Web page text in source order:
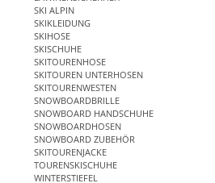
SKI ALPIN
SKIKLEIDUNG
SKIHOSE
SKISCHUHE
SKITOURENHOSE
SKITOUREN UNTERHOSEN
SKITOURENWESTEN
SNOWBOARDBRILLE
SNOWBOARD HANDSCHUHE
SNOWBOARDHOSEN
SNOWBOARD ZUBEHÖR
SKITOURENJACKE
TOURENSKISCHUHE
WINTERSTIEFEL